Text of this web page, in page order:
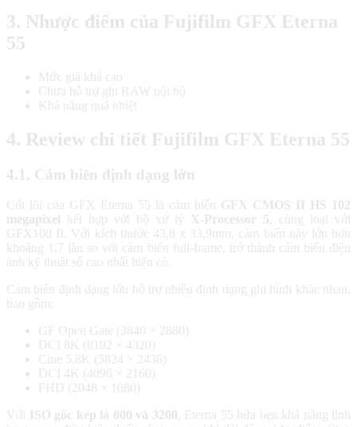
3. Nhược điểm của Fujifilm GFX Eterna
55
Mức giá khá cao
Chưa hỗ trợ ghi RAW nội bộ
Khả năng quá nhiệt
4. Review chi tiết Fujifilm GFX Eterna 55
4.1. Cảm biến định dạng lớn
Cốt lõi của GFX Eterna 55 là cảm biến GFX CMOS II HS 102
megapixel kết hợp với bộ xử lý X-Processor 5 , cùng loại với
GFX100 II. Với kích thước 43,8 x 33,9mm, cảm biến này lớn hơn
khoảng 1,7 lần so với cảm biến full-frame, trở thành cảm biến điện
ảnh kỹ thuật số cao nhất hiện có.
Cảm biến định dạng lớn hỗ trợ nhiều định dạng ghi hình khác nhau,
bao gồm:
GF Open Gate (3840 × 2880)
DCI 8K (8192 × 4320)
Cine 5.8K (5824 × 2436)
DCI 4K (4096 × 2160)
FHD (2048 × 1080)
Với
ISO gốc kép là 800 và 3200 , Eterna 55 hứa hẹn khả năng linh